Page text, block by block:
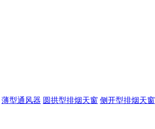
薄型通风器 圆拱型排烟天窗 侧开型排烟天窗